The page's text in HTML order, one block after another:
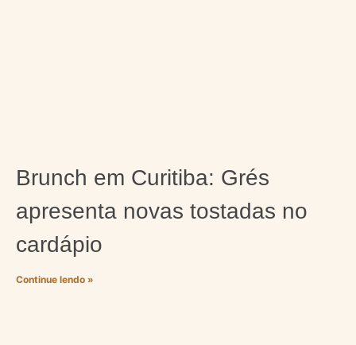
Brunch em Curitiba: Grés
apresenta novas tostadas no
cardápio
Continue lendo »